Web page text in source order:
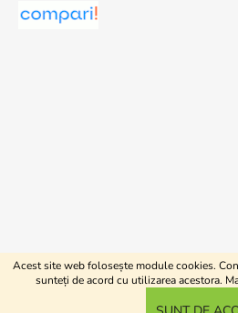
Acest site web folosește module cookies.
sunteți de acord cu utilizarea acestora.
Creat de